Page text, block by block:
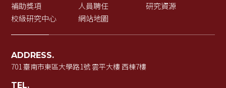
補助獎項
人員聘任
研究資源
校級研究中心
網站地圖
ADDRESS.
701 臺南市東區大學路1號 雲平大樓 西棟7樓
TEL.